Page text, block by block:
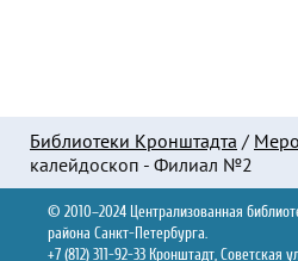
Библиотеки Кронштадта /
калейдоскоп - Филиал №2
© 2010–2024 Централизованная
района Санкт-Петербурга.
+7 (812) 311-92-33 Кронштадт, Советская